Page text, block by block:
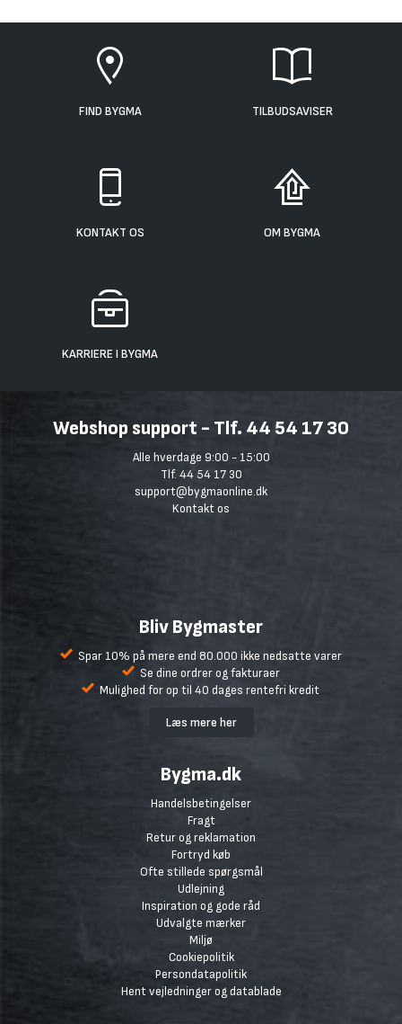
FIND BYGMA TILBUDSAVISER
KONTAKT OS OM BYGMA
KARRIERE I BYGMA
Webshop support - Tlf. 44 54 17 30
Alle hverdage 9:00 - 15:00
Tlf. 44 54 17 30
support@bygmaonline.dk
Kontakt os
Bliv Bygmaster
Spar 10% på mere end 80.000 ikke nedsatte varer
Se dine ordrer og fakturaer
Mulighed for op til 40 dages rentefri kredit
Læs mere her
Bygma.dk
Handelsbetingelser
Fragt
Retur og reklamation
Fortryd køb
Ofte stillede spørgsmål
Udlejning
Inspiration og gode råd
Udvalgte mærker
Miljø
Cookiepolitik
Persondatapolitik
Hent vejledninger og datablade